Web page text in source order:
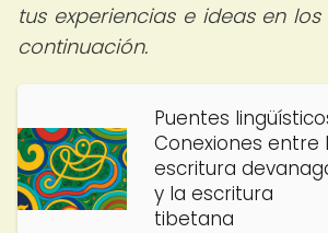
tus experiencias e ideas en
continuación.
Puentes
Conexiones entre
escritura
y la escritura
tibetana